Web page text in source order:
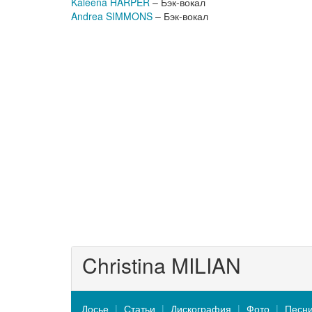
Andrea SIMMONS – Бэк-вокал
Christina MILIAN
Досье Статьи Дискография Фото Песни